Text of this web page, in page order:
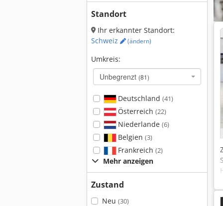
Standort
Ihr erkannter Standort:
Schweiz
(ändern)
Umkreis:
Unbegrenzt (81)
Deutschland (41)
Österreich (22)
Niederlande (6)
Belgien (3)
Frankreich (2)
Mehr anzeigen
Zustand
Neu (30)